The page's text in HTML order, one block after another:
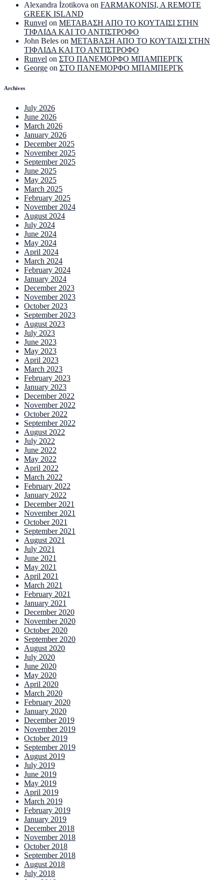
Alexandra İzotikova on FARMAKONISI, A REMOTE
GREEK ISLAND
Runvel on ΜΕΤΑΒΑΣΗ ΑΠΟ ΤΟ ΚΟΥΤΑΙΣΙ ΣΤΗΝ
ΤΙΦΛΙΔΑ ΚΑΙ ΤΟ ΑΝΤΙΣΤΡΟΦΟ
John Beles on ΜΕΤΑΒΑΣΗ ΑΠΟ ΤΟ ΚΟΥΤΑΙΣΙ ΣΤΗΝ
ΤΙΦΛΙΔΑ ΚΑΙ ΤΟ ΑΝΤΙΣΤΡΟΦΟ
Runvel on ΣΤΟ ΠΑΝΕΜΟΡΦΟ ΜΠΑΜΠΕΡΓΚ
George on ΣΤΟ ΠΑΝΕΜΟΡΦΟ ΜΠΑΜΠΕΡΓΚ
Archives
July 2026
June 2026
March 2026
January 2026
December 2025
November 2025
September 2025
June 2025
May 2025
March 2025
February 2025
November 2024
August 2024
July 2024
June 2024
May 2024
April 2024
March 2024
February 2024
January 2024
December 2023
November 2023
October 2023
September 2023
August 2023
July 2023
June 2023
May 2023
April 2023
March 2023
February 2023
January 2023
December 2022
November 2022
October 2022
September 2022
August 2022
July 2022
June 2022
May 2022
April 2022
March 2022
February 2022
January 2022
December 2021
November 2021
October 2021
September 2021
August 2021
July 2021
June 2021
May 2021
April 2021
March 2021
February 2021
January 2021
December 2020
November 2020
October 2020
September 2020
August 2020
July 2020
June 2020
May 2020
April 2020
March 2020
February 2020
January 2020
December 2019
November 2019
October 2019
September 2019
August 2019
July 2019
June 2019
May 2019
April 2019
March 2019
February 2019
January 2019
December 2018
November 2018
October 2018
September 2018
August 2018
July 2018